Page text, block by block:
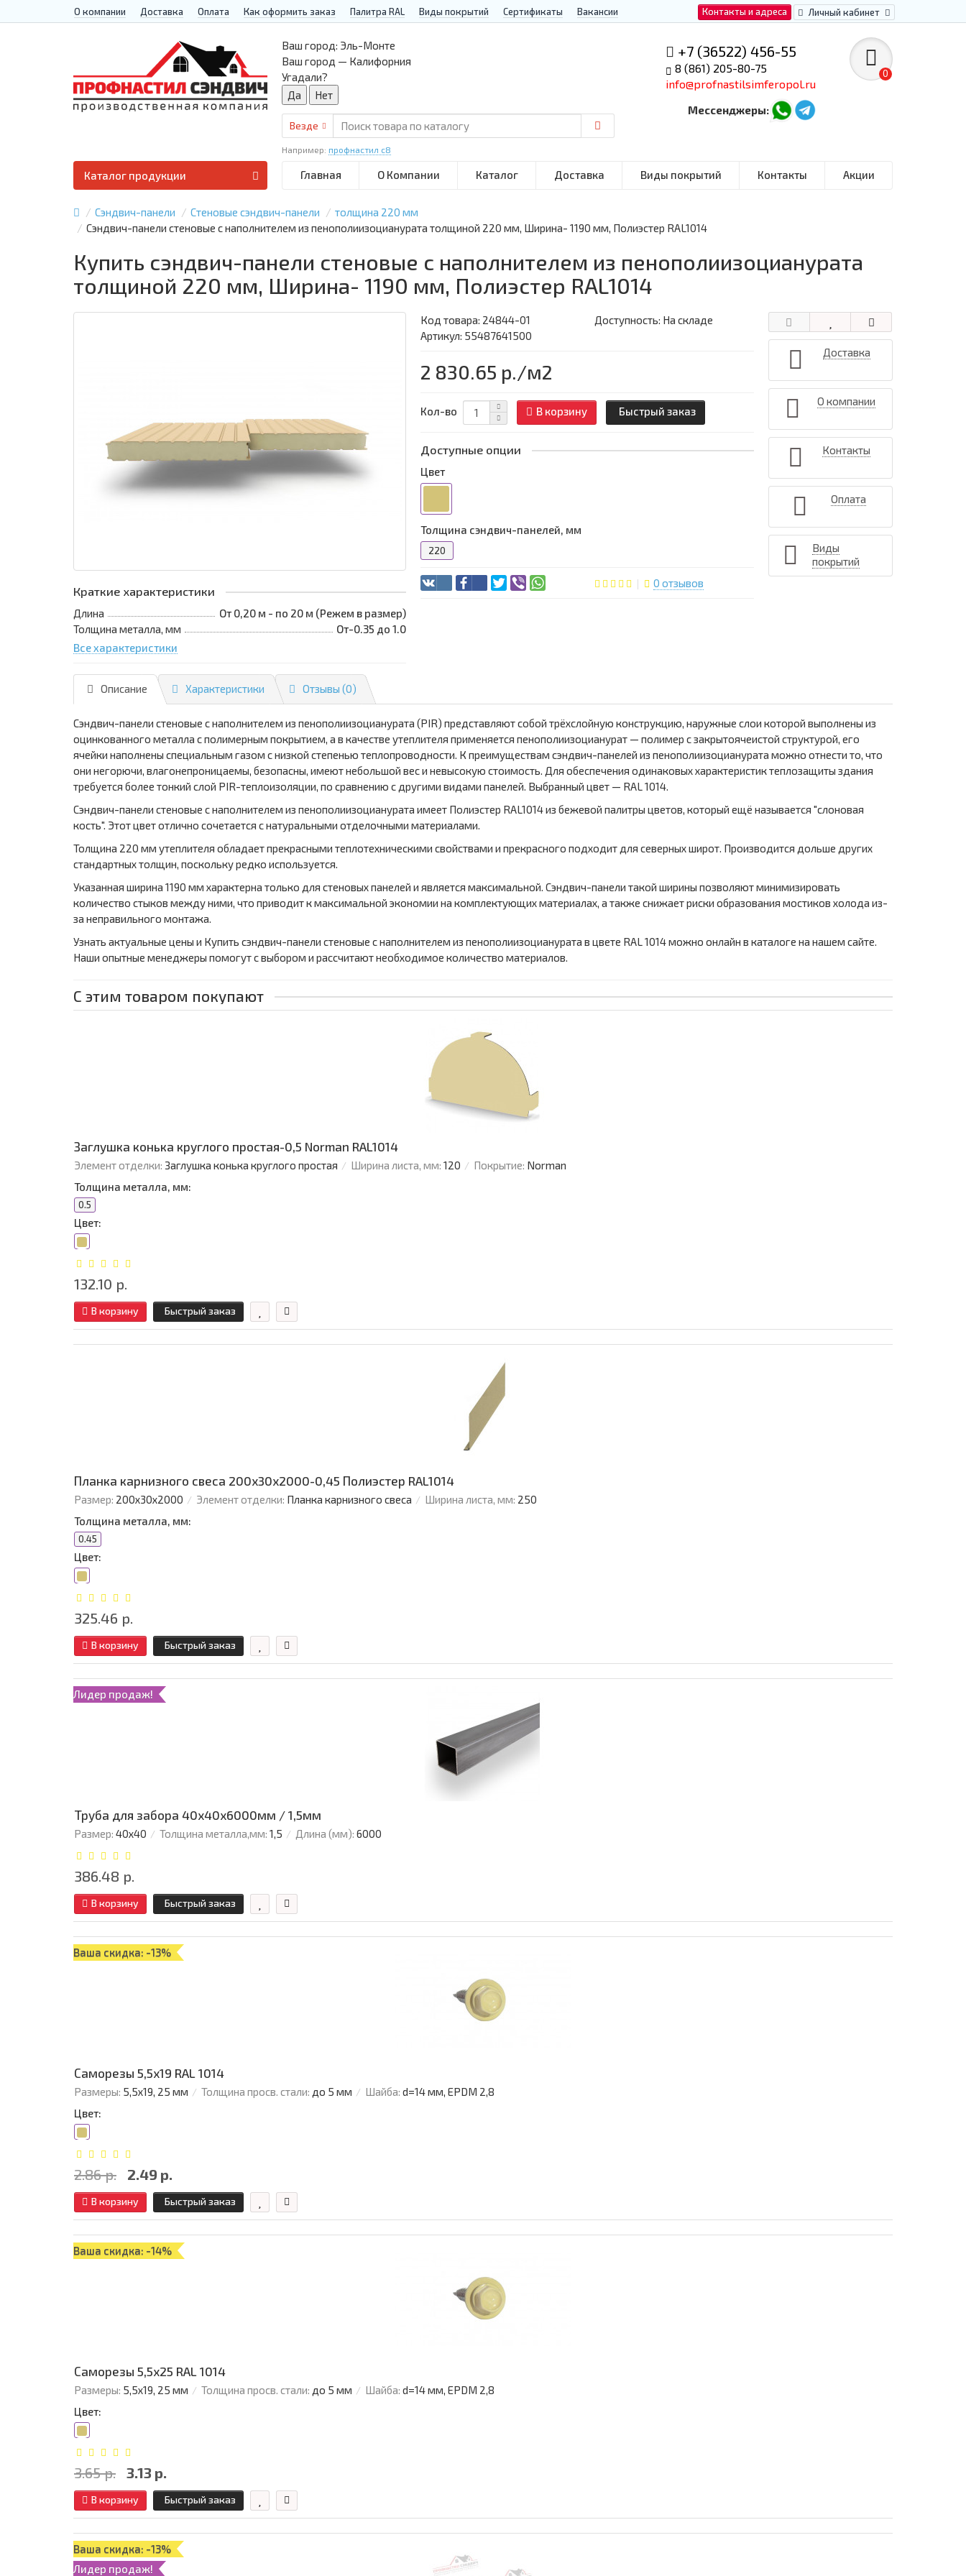
Контакты и адреса Личный кабинет
О компании Доставка Оплата Как оформить заказ Палитра RAL Виды покрытий Сертификаты Вакансии
+7 (36522) 456-55
8 (861) 205-80-75
info@profnastilsimferopol.ru
Мессенджеры:
0
Ваш город: Эль-Монте
Ваш город — Калифорния
Угадали?
Везде
Например: профнастил с8
Главная О Компании Каталог Доставка Виды покрытий Контакты Акции
Каталог продукции
Сэндвич-панели Стеновые сэндвич-панели
толщина 220 мм
Сэндвич-панели стеновые с наполнителем из пенополиизоцианурата толщиной 220 мм, Ширина- 1190 мм, Полиэстер RAL1014
Купить сэндвич-панели стеновые с наполнителем из пенополиизоцианурата
толщиной 220 мм, Ширина- 1190 мм, Полиэстер RAL1014
Краткие характеристики
Длина
От 0,20 м - по 20 м (Режем в размер)
Толщина металла, мм
От-0.35 до 1.0
Все характеристики
Код товара: 24844-01
Доступность: На складе
Артикул: 55487641500
2 830.65 р./м2
Кол-во В корзину Быстрый заказ
Доступные опции
Цвет
Толщина сэндвич-панелей, мм
220
0 отзывов
Доставка
О компании
Контакты
Оплата
Виды
покрытий
Описание Характеристики Отзывы (0)
Сэндвич-панели стеновые с наполнителем из пенополиизоцианурата (PIR) представляют собой трёхслойную конструкцию, наружные слои которой выполнены из
оцинкованного металла с полимерным покрытием, а в качестве утеплителя применяется пенополиизоцианурат — полимер с закрытоячеистой структурой, его
ячейки наполнены специальным газом с низкой степенью теплопроводности. К преимуществам сэндвич-панелей из пенополиизоцианурата можно отнести то, что
они негорючи, влагонепроницаемы, безопасны, имеют небольшой вес и невысокую стоимость. Для обеспечения одинаковых характеристик теплозащиты здания
требуется более тонкий слой PIR-теплоизоляции, по сравнению с другими видами панелей. Выбранный цвет — RAL 1014.
Сэндвич-панели стеновые с наполнителем из пенополиизоцианурата имеет Полиэстер RAL1014 из бежевой палитры цветов, который ещё называется "слоновая
кость". Этот цвет отлично сочетается с натуральными отделочными материалами.
Толщина 220 мм утеплителя обладает прекрасными теплотехническими свойствами и прекрасного подходит для северных широт. Производится дольше других
стандартных толщин, поскольку редко используется.
Указанная ширина 1190 мм характерна только для стеновых панелей и является максимальной. Сэндвич-панели такой ширины позволяют минимизировать
количество стыков между ними, что приводит к максимальной экономии на комплектующих материалах, а также снижает риски образования мостиков холода из-
за неправильного монтажа.
Узнать актуальные цены и Купить сэндвич-панели стеновые с наполнителем из пенополиизоцианурата в цвете RAL 1014 можно онлайн в каталоге на нашем сайте.
Наши опытные менеджеры помогут с выбором и рассчитают необходимое количество материалов.
С этим товаром покупают
Заглушка конька круглого простая-0,5 Norman RAL1014
Элемент отделки: Заглушка конька круглого простая Ширина листа, мм: 120 Покрытие: Norman
Толщина металла, мм:
0.5
Цвет:
132.10 р.
В корзину Быстрый заказ
Планка карнизного свеса 200х30х2000-0,45 Полиэстер RAL1014
Размер: 200х30х2000 Элемент отделки: Планка карнизного свеса Ширина листа, мм: 250
Толщина металла, мм:
0.45
Цвет:
325.46 р.
В корзину Быстрый заказ
Лидер продаж!
Труба для забора 40х40x6000мм / 1,5мм
Размер: 40х40 Толщина металла,мм: 1,5 Длина (мм): 6000
386.48 р.
В корзину Быстрый заказ
Ваша скидка: -13%
Саморезы 5,5х19 RAL 1014
Размеры: 5,5х19, 25 мм Толщина просв. стали: до 5 мм Шайба: d=14 мм, EPDM 2,8
Цвет:
2.86 р. 2.49 р.
В корзину Быстрый заказ
Ваша скидка: -14%
Саморезы 5,5х25 RAL 1014
Размеры: 5,5х19, 25 мм Толщина просв. стали: до 5 мм Шайба: d=14 мм, EPDM 2,8
Цвет:
3.65 р. 3.13 р.
В корзину Быстрый заказ
Ваша скидка: -13%
Лидер продаж!